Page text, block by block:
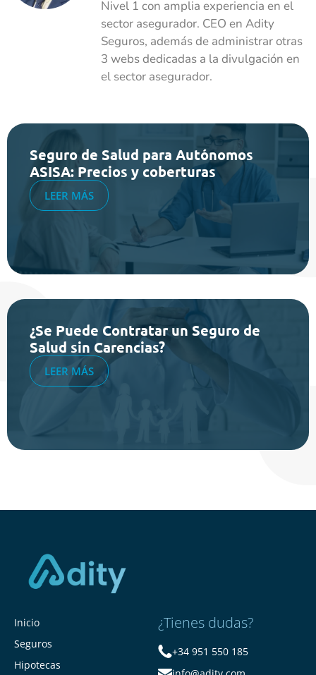
Nivel 1 con amplia experiencia en el
sector asegurador. CEO en Adity
Seguros, además de administrar otras
3 webs dedicadas a la divulgación en
el sector asegurador.
Seguro de Salud para Autónomos
ASISA: Precios y coberturas
LEER MÁS
¿Se Puede Contratar un Seguro de
Salud sin Carencias?
LEER MÁS
Inicio
Seguros
Hipotecas
¿Tienes dudas?
+34 951 550 185